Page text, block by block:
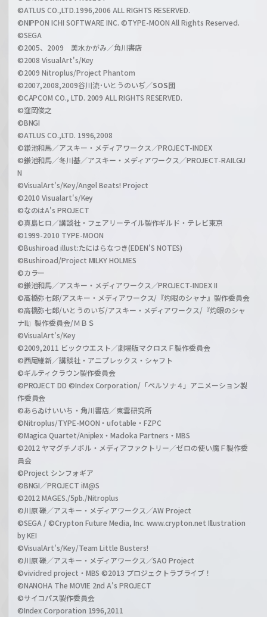
h
a
n
l
©ATLUS CO.,LTD.1996,2006 ALL RIGHTS RESERVED.
©NIPPON ICHI SOFTWARE INC. ©TYPE-MOON All Rights Reserved.
©SEGA
©2005、2009 美水かがみ／角川書店
©2008 VisualArt's/Key
©2009 Nitroplus/Project Phantom
©2007,2008,2009谷川流･いとうのいぢ／SOS団
©CAPCOM CO., LTD. 2009 ALL RIGHTS RESERVED.
©窪岡俊之
©BNGI
©ATLUS CO.,LTD. 1996,2008
©鎌池和馬／アスキー・メディアワークス／PROJECT-INDEX
©鎌池和馬／冬川基／アスキー・メディアワークス／PROJECT-RAILGU
N
©VisualArt's/Key/Angel Beats! Project
©2010 Visualart's/Key
©なのはA's PROJECT
©真島ヒロ／講談社・フェアリーテイル製作ギルド・テレビ東京
©1999-2010 TYPE-MOON
©Bushiroad illust:たにはらなつき(EDEN'S NOTES)
©Bushiroad/Project MILKY HOLMES
©カラー
©鎌池和馬／アスキー・メディアワークス／PROJECT-INDEX II
©高橋弥七郎/アスキー・メディアワークス/『灼眼のシャナ』製作委員会
©高橋弥七郎/いとうのいぢ/アスキー・メディアワークス/『灼眼のシャ
ナII』製作委員会/ＭＢＳ
©VisualArt's/Key
©2009,2011 ビックウエスト／劇場版マクロスＦ製作委員会
©西尾維新／講談社・アニプレックス・シャフト
©ギルティクラウン製作委員会
©PROJECT DD ©Index Corporation/「ペルソナ４」アニメーション製
作委員会
©あらゐけいいち・角川書店／東雲研究所
©Nitroplus/TYPE-MOON・ufotable・FZPC
©Magica Quartet/Aniplex・Madoka Partners・MBS
©2012 ヤマグチノボル・メディアファクトリー／ゼロの使い魔Ｆ製作委
員会
©Project シンフォギア
©BNGI／PROJECT iM@S
©2012 MAGES./5pb./Nitroplus
©川原 礫／アスキー・メディアワークス／AW Project
©SEGA / ©Crypton Future Media, Inc. www.crypton.net Illustration
by KEI
©VisualArt's/Key/Team Little Busters!
©川原 礫／アスキー・メディアワークス／SAO Project
©vividred project・MBS ©2013 プロジェクトラブライブ！
©NANOHA The MOVIE 2nd A's PROJECT
©サイコパス製作委員会
©Index Corporation 1996,2011